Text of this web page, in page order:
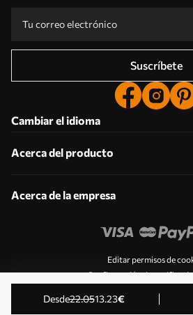
desde22.0513.23€
Suscríbete
Cambiar el idioma
Acerca del producto
Acerca de la empresa
Editar permisos de
Configuración de
© 2011-2026 Uwalls . Todos los
Gestionado por KLW Sp. z o.o.